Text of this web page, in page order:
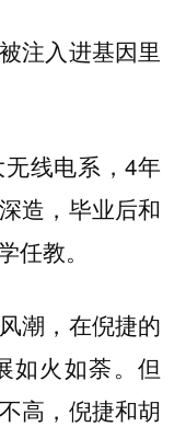
注入进基因里
线电系，4年
造，毕业后和
任教。
潮，在倪捷的
如火如荼。但
高，倪捷和胡